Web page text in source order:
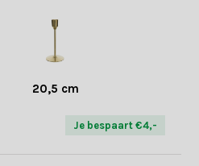
20,5 cm
Je bespaart €4,-